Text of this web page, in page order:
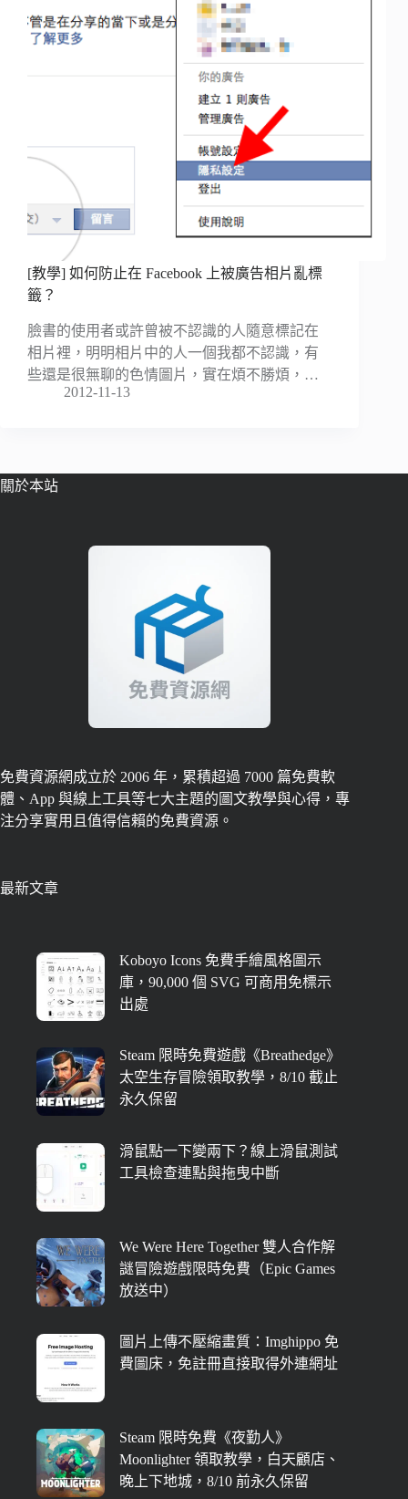
[教學] 如何防止在 Facebook 上被廣告相片亂標
籤？
臉書的使用者或許曾被不認識的人隨意標記在
相片裡，明明相片中的人一個我都不認識，有
些還是很無聊的色情圖片，實在煩不勝煩，…
2012-11-13
關於本站
免費資源網成立於 2006 年，累積超過 7000 篇免費軟
體、App 與線上工具等七大主題的圖文教學與心得，專
注分享實用且值得信賴的免費資源。
最新文章
Koboyo Icons 免費手繪風格圖示
庫，90,000 個 SVG 可商用免標示
出處
Steam 限時免費遊戲《Breathedge》
太空生存冒險領取教學，8/10 截止
永久保留
滑鼠點一下變兩下？線上滑鼠測試
工具檢查連點與拖曳中斷
We Were Here Together 雙人合作解
謎冒險遊戲限時免費（Epic Games
放送中）
圖片上傳不壓縮畫質：Imghippo 免
費圖床，免註冊直接取得外連網址
Steam 限時免費《夜勤人》
Moonlighter 領取教學，白天顧店、
晚上下地城，8/10 前永久保留